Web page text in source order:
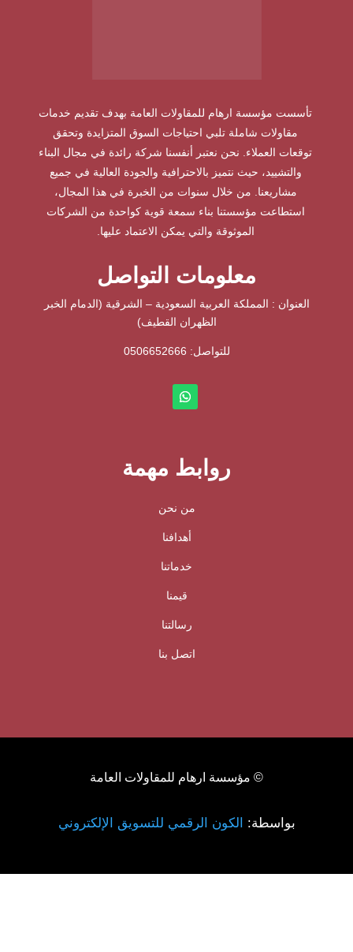
تأسست مؤسسة ارهام للمقاولات العامة بهدف تقديم خدمات
مقاولات شاملة تلبي احتياجات السوق المتزايدة وتحقق
توقعات العملاء. نحن نعتبر أنفسنا شركة رائدة في مجال البناء
والتشييد، حيث نتميز بالاحترافية والجودة العالية في جميع
مشاريعنا. من خلال سنوات من الخبرة في هذا المجال،
استطاعت مؤسستنا بناء سمعة قوية كواحدة من الشركات
الموثوقة والتي يمكن الاعتماد عليها.
معلومات التواصل
العنوان : المملكة العربية السعودية – الشرقية (الدمام الخبر
الظهران القطيف)
للتواصل: ⁦ 0506652666
روابط مهمة
من نحن
أهدافنا
خدماتنا
قيمنا
رسالتنا
اتصل بنا
© مؤسسة ارهام للمقاولات العامة
بواسطة: الكون الرقمي للتسويق الإلكتروني